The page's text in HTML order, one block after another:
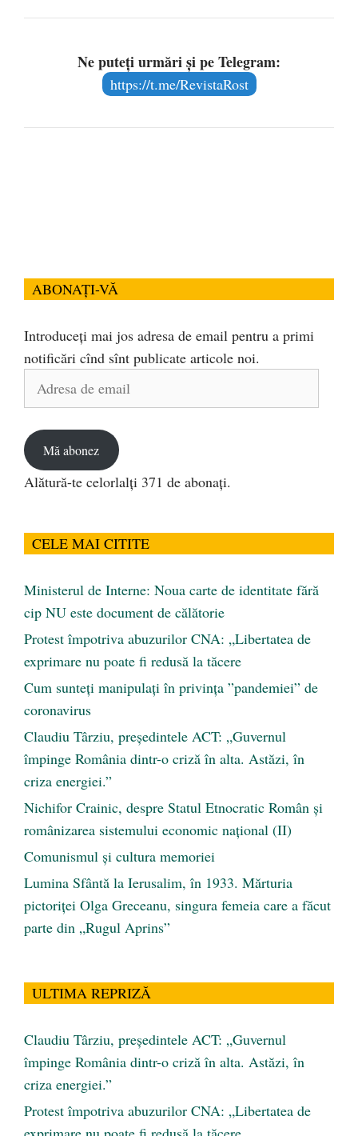
Ne puteți urmări și pe Telegram:
https://t.me/RevistaRost
ABONAȚI-VĂ
Introduceți mai jos adresa de email pentru a primi
notificări cînd sînt publicate articole noi.
Adresa
Mă abonez
Alătură-te celorlalți 371 de abonați.
CELE MAI CITITE
Ministerul de Interne: Noua carte de identitate fără
cip NU este document de călătorie
Protest împotriva abuzurilor CNA: „Libertatea de
exprimare nu poate fi redusă la tăcere
Cum sunteți manipulați în privința ”pandemiei” de
coronavirus
Claudiu Târziu, președintele ACT: „Guvernul
împinge România dintr-o criză în alta. Astăzi, în
criza energiei.”
Nichifor Crainic, despre Statul Etnocratic Român şi
românizarea sistemului economic naţional (II)
Comunismul şi cultura memoriei
Lumina Sfântă la Ierusalim, în 1933. Mărturia
pictoriței Olga Greceanu, singura femeia care a făcut
parte din „Rugul Aprins”
ULTIMA REPRIZĂ
Claudiu Târziu, președintele ACT: „Guvernul
împinge România dintr-o criză în alta. Astăzi, în
criza energiei.”
Protest împotriva abuzurilor CNA: „Libertatea de